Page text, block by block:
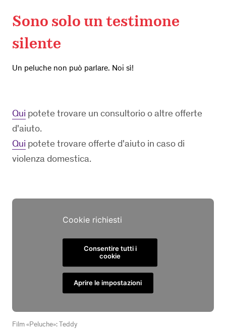
Sono solo un testimone
silente
Un peluche non può parlare. Noi sì!
Qui potete trovare un consultorio o altre offerte
d'aiuto.
Qui potete trovare offerte d'aiuto in caso di
violenza domestica.
Cookie richiesti
Consentire tutti i
cookie
Aprire le impostazioni
Film «Peluche»: Teddy